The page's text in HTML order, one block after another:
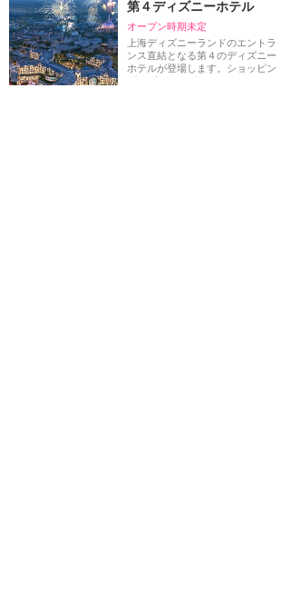
第４ディズニーホテル
オープン時期未定
上海ディズニーランドのエントラ
ンス直結となる第４のディズニー
ホテルが登場します。ショッピン
グ、ダイニング、...